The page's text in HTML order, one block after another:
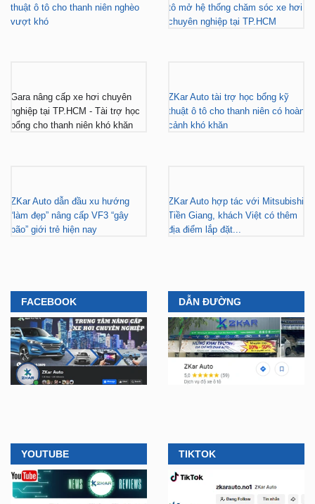
thuật ô tô cho thanh niên nghèo
vượt khó
tô mở hệ thống chăm sóc xe hơi
chuyên nghiệp tại TP.HCM
Gara nâng cấp xe hơi chuyên
nghiệp tại TP.HCM - Tài trợ học
bổng cho thanh niên khó khăn
ZKar Auto tài trợ học bổng kỹ
thuật ô tô cho thanh niên có hoàn
cảnh khó khăn
ZKar Auto dẫn đầu xu hướng
“làm đẹp” nâng cấp VF3 “gây
bão” giới trẻ hiện nay
ZKar Auto hợp tác với Mitsubishi
Tiền Giang, khách Việt có thêm
địa điểm lắp đặt...
FACEBOOK DẪN ĐƯỜNG
YOUTUBE TIKTOK